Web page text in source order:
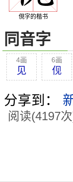
俔字的楷书
同音字
4画
见
6画
伣
分享到：
阅读(4197